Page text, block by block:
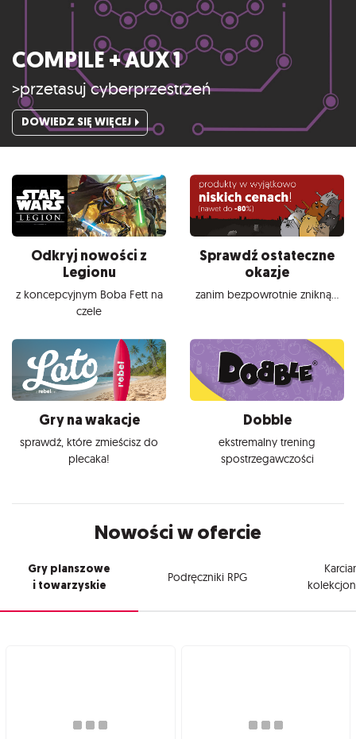
COMPILE + AUX 1
>przetasuj cyberprzestrzeń
DOWIEDZ SIĘ WIĘCEJ
Odkryj nowości z
Legionu
z koncepcyjnym Boba Fett na
czele
Sprawdź ostateczne
okazje
zanim bezpowrotnie znikną...
Gry na wakacje
sprawdź, które zmieścisz do
plecaka!
Dobble
ekstremalny trening
spostrzegawczości
Nowości w ofercie
Gry planszowe
i towarzyskie
Podręczniki RPG